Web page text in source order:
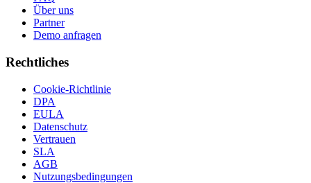
Über uns
Partner
Demo anfragen
Rechtliches
Cookie-Richtlinie
DPA
EULA
Datenschutz
Vertrauen
SLA
AGB
Nutzungsbedingungen